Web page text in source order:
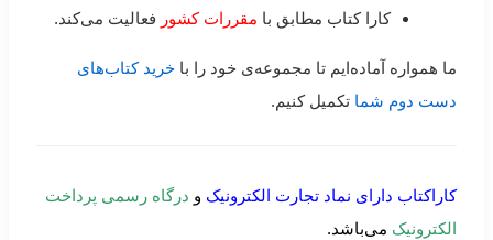
کارا کتاب مطابق با مقررات کشور فعالیت می‌کند.
ما همواره آماده‌ایم تا مجموعه‌ی خود را با خرید کتاب‌های
دست دوم شما تکمیل کنیم.
کاراکتاب دارای نماد تجارت الکترونیک و درگاه رسمی پرداخت
الکترونیک می‌باشد.